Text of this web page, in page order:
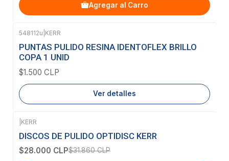
Agregar al Carro
Agotado
548112u KERR
PUNTAS PULIDO RESINA IDENTOFLEX BRILLO
COPA 1 UNID
$1.500 CLP
Ver detalles
-12% OFF
KERR
DISCOS DE PULIDO OPTIDISC KERR
$28.000 CLP$31.860 CLP